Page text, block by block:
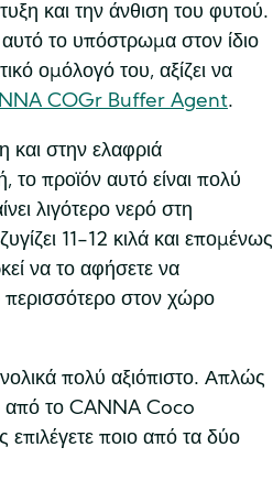
και την άνθιση του φυτού.
το υπόστρωμα στον ίδιο
ομόλογό του, αξίζει να
COGr Buffer Agent.
και στην ελαφριά
το προϊόν αυτό είναι πολύ
λιγότερο νερό στη
11-12 κιλά και επομένως
να το αφήσετε να
περισσότερο στον χώρο
πολύ αξιόπιστο. Απλώς
από το CANNA Coco
ποιο από τα δύο